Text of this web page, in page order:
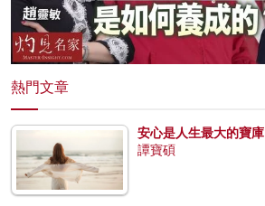
熱門文章
安心是人生最大的寶庫
譚寶碩